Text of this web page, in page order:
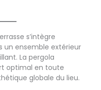
s’intègre
un ensemble extérieur
La pergola
optimal en toute
globale du lieu.